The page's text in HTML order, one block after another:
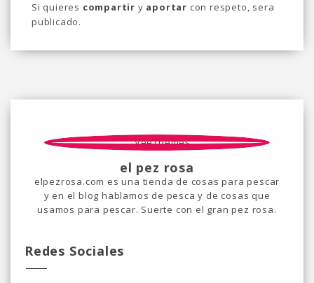
Si quieres compartir y aportar con respeto, sera
publicado.
el pez rosa
elpezrosa.com es una tienda de cosas para pescar
y en el blog hablamos de pesca y de cosas que
usamos para pescar. Suerte con el gran pez rosa.
Redes Sociales